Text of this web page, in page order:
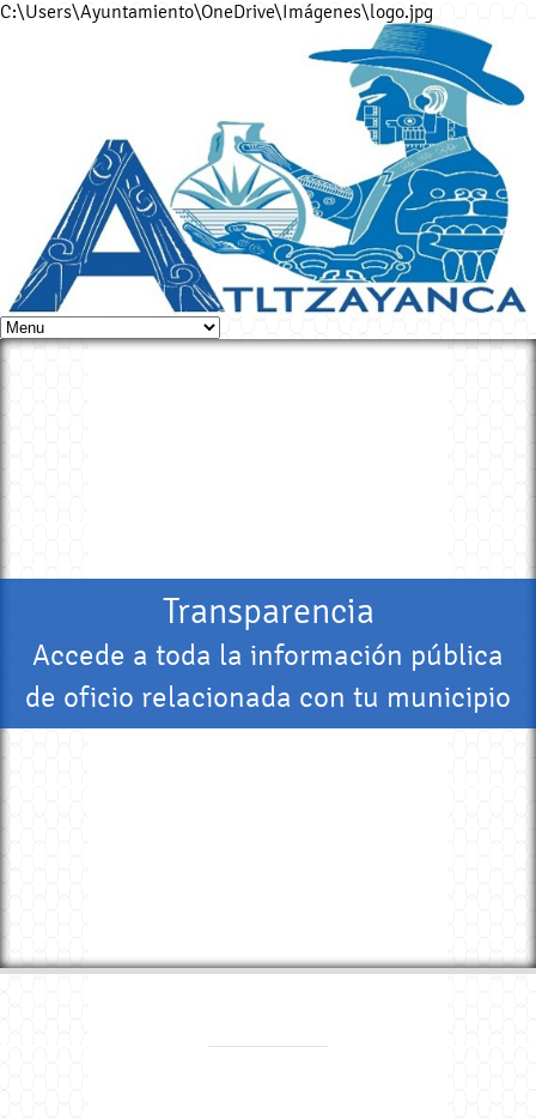
C:\Users\Ayuntamiento\OneDrive\Imágenes\logo.jpg
Transparencia
Accede a toda la información pública
de oficio relacionada con tu municipio